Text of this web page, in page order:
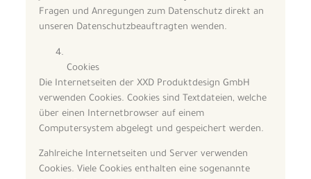
Fragen und Anregungen zum Datenschutz direkt an
unseren Datenschutzbeauftragten wenden.
Cookies
Die Internetseiten der XXD Produktdesign GmbH
verwenden Cookies. Cookies sind Textdateien, welche
über einen Internetbrowser auf einem
Computersystem abgelegt und gespeichert werden.
Zahlreiche Internetseiten und Server verwenden
Cookies. Viele Cookies enthalten eine sogenannte